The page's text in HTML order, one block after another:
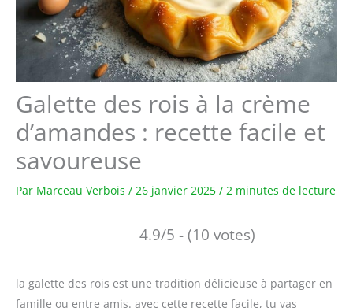
Galette des rois à la crème
d’amandes : recette facile et
savoureuse
Par Marceau Verbois / 26 janvier 2025 / 2 minutes de lecture
4.9/5 - (10 votes)
la galette des rois est une tradition délicieuse à partager en
famille ou entre amis. avec cette recette facile, tu vas